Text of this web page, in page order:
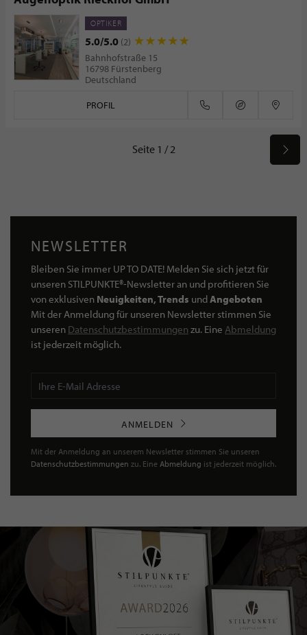
OPTIKER
5.0/5.0 (2)
Bahnhofstraße 15
16798 Fürstenberg
Deutschland
PROFIL
Seite 1 / 2
NEWSLETTER
Bleiben Sie immer UP TO DATE! Melden Sie sich jetzt für
unseren STILPUNKTE®-Newsletter an und profitieren Sie
von exklusiven Neuigkeiten, Trends undAngeboten
Mit der Anmeldung für unseren Newsletter stimmen Sie
unseren Datenschutzbestimmungen zu. Eine Abmeldung
ist jederzeit möglich.
ANMELDEN
Mit der Anmeldung an unserem Newsletter stimmen Sie unseren
Datenschutzbestimmungen zu. Eine Abmeldung ist jederzeit möglich.